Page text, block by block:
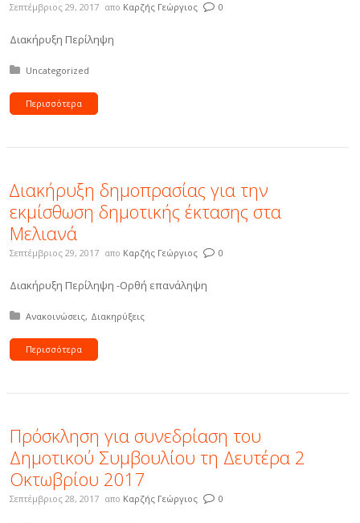
Σεπτέμβριος 29, 2017 απο Καρζής Γεώργιος 0
Διακήρυξη Περίληψη
Δημοσιεύτηκε σε:
Uncategorized
Περισσότερα
∆ιακήρυξη δηµοπρασίας για την
εκµίσθωση δηµοτικής έκτασης στα
Μελιανά
Σεπτέμβριος 29, 2017 απο Καρζής Γεώργιος 0
Διακήρυξη Περίληψη -Ορθή επανάληψη
Δημοσιεύτηκε σε:
Ανακοινώσεις Διακηρύξεις
Περισσότερα
Πρόσκληση για συνεδρίαση του
Δημοτικού Συμβουλίου τη Δευτέρα 2
Οκτωβρίου 2017
Σεπτέμβριος 28, 2017 απο Καρζής Γεώργιος 0